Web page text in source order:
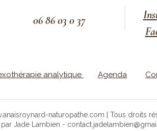
06 86 03 0 37
analytique Agenda
naturopathe.com | Tous droits
Jade Lambien -